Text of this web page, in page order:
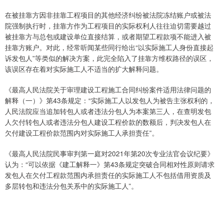
在被挂靠方因非挂靠工程项目的其他经济纠纷被法院冻结账户或被法
院强制执行时，挂靠方作为工程项目的实际权利人往往迫切需要越过
被挂靠方与总包或建设单位直接结算，或者期望工程款项不能进入被
挂靠方账户。对此，经常听闻某些同行给出“以实际施工人身份直接起
诉发包人”等类似的解决方案，此完全陷入了挂靠方维权路径的误区，
该误区存在着对实际施工人不适当的扩大解释问题。
《最高人民法院关于审理建设工程施工合同纠纷案件适用法律问题的
解释（一）》第43条规定：“实际施工人以发包人为被告主张权利的，
人民法院应当追加转包人或者违法分包人为本案第三人，在查明发包
人欠付转包人或者违法分包人建设工程价款的数额后，判决发包人在
欠付建设工程价款范围内对实际施工人承担责任”。
《最高人民法院民事审判第一庭对2021年第20次专业法官会议纪要》
认为：“可以依据《建工解释一》第43条规定突破合同相对性原则请求
发包人在欠付工程款范围内承担责任的实际施工人不包括借用资质及
多层转包和违法分包关系中的实际施工人”。